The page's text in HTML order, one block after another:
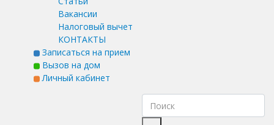
Вакансии
Налоговый вычет
КОНТАКТЫ
Записаться на прием
Вызов на дом
Личный кабинет